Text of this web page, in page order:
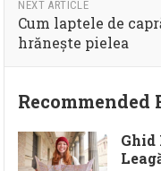
NEXT ARTICLE
Cum laptele de
hrănește pielea
Recommended
Ghid